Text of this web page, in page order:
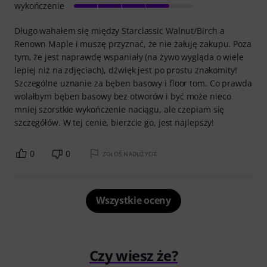
Długo wahałem się między Starclassic Walnut/Birch a
Renown Maple i muszę przyznać, że nie żałuję zakupu. Poza
tym, że jest naprawdę wspaniały (na żywo wygląda o wiele
lepiej niż na zdjęciach), dźwięk jest po prostu znakomity!
Szczególne uznanie za bęben basowy i floor tom. Co prawda
wolałbym bęben basowy bez otworów i być może nieco
mniej szorstkie wykończenie naciągu, ale czepiam się
szczegółów. W tej cenie, bierzcie go, jest najlepszy!
wykończenie
0 0 ZGŁOŚ NADUŻYCIE
Wszystkie oceny
Czy wiesz że?